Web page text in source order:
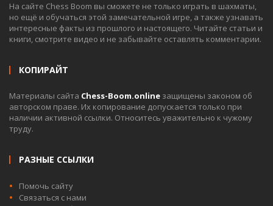
На сайте Chess Boom вы сможете не только играть в шахматы,
но ещё и обучаться этой замечательной игре, а также узнавать
интересные факты из прошлого и настоящего. Читайте статьи и
книги, смотрите видео и не забывайте оставлять комментарии.
КОПИРАЙТ
Материалы сайта Chess-Boom.online защищены законом об
авторском праве. Их копирование допускается только при
наличии активной ссылки. Относитесь уважительно к чужому
труду.
РАЗНЫЕ ССЫЛКИ
Помочь сайту
Связаться с нами